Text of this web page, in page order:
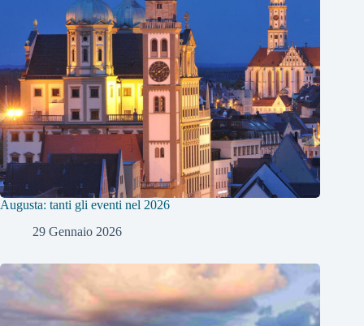
Augusta: tanti gli eventi nel 2026
29 Gennaio 2026